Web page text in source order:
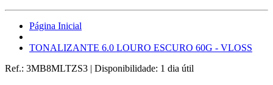
Página Inicial
TONALIZANTE 6.0 LOURO ESCURO 60G - VLOSS
Ref.: 3MB8MLTZS3 | Disponibilidade: 1 dia útil